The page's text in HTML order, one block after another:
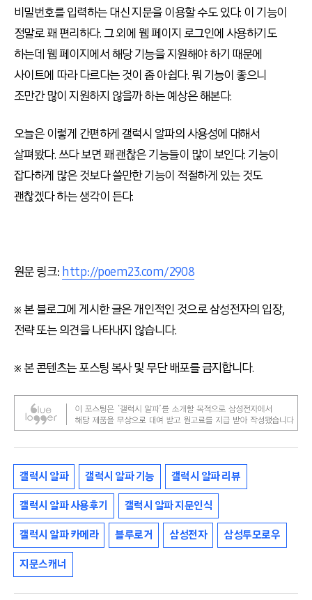
비밀번호를 입력하는 대신 지문을 이용할 수도 있다. 이 기능이
정말로 꽤 편리하다. 그 외에 웹 페이지 로그인에 사용하기도
하는데 웹 페이지에서 해당 기능을 지원해야 하기 때문에
사이트에 따라 다르다는 것이 좀 아쉽다. 뭐 기능이 좋으니
조만간 많이 지원하지 않을까 하는 예상은 해본다.
오늘은 이렇게 간편하게 갤럭시 알파의 사용성에 대해서
살펴봤다. 쓰다 보면 꽤 괜찮은 기능들이 많이 보인다. 기능이
잡다하게 많은 것보다 쓸만한 기능이 적절하게 있는 것도
괜찮겠다 하는 생각이 든다.
원문 링크: http://poem23.com/2908
※ 본 블로그에 게시한 글은 개인적인 것으로 삼성전자의 입장,
전략 또는 의견을 나타내지 않습니다.
※ 본 콘텐츠는 포스팅 복사 및 무단 배포를 금지합니다.
갤럭시 알파 갤럭시 알파 기능 갤럭시 알파 리뷰
갤럭시 알파 사용후기 갤럭시 알파 지문인식
갤럭시 알파 카메라 블루로거 삼성전자 삼성투모로우
지문스캐너